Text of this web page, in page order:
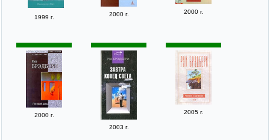
1999 г. 2000 г. 2000 г.
2000 г.
2003 г.
2005 г.